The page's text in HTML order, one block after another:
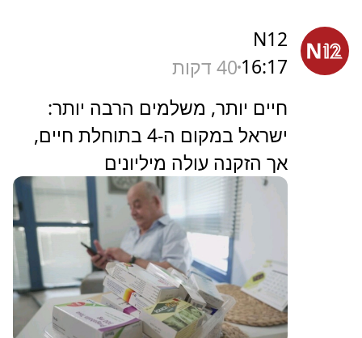
N12
16:17 40 דקות
חיים יותר, משלמים הרבה יותר:
ישראל במקום ה-4 בתוחלת חיים,
אך הזקנה עולה מיליונים